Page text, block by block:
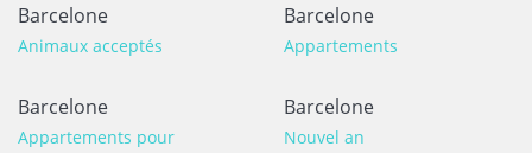
Barcelone
Animaux acceptés
Barcelone
Appartements
Barcelone
Appartements pour
Barcelone
Nouvel an